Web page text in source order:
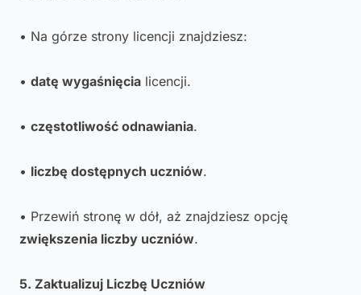
• Na górze strony licencji znajdziesz:
• datę wygaśnięcia licencji.
• częstotliwość odnawiania.
• liczbę dostępnych uczniów.
• Przewiń stronę w dół, aż znajdziesz opcję
zwiększenia liczby uczniów.
5. Zaktualizuj Liczbę Uczniów